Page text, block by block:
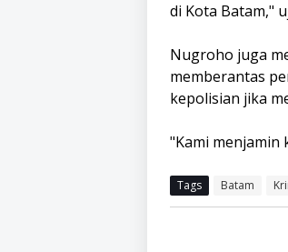
di Kota Batam,"
Nugroho juga
memberantas
kepolisian jika
"Kami menjamin
Tags Batam